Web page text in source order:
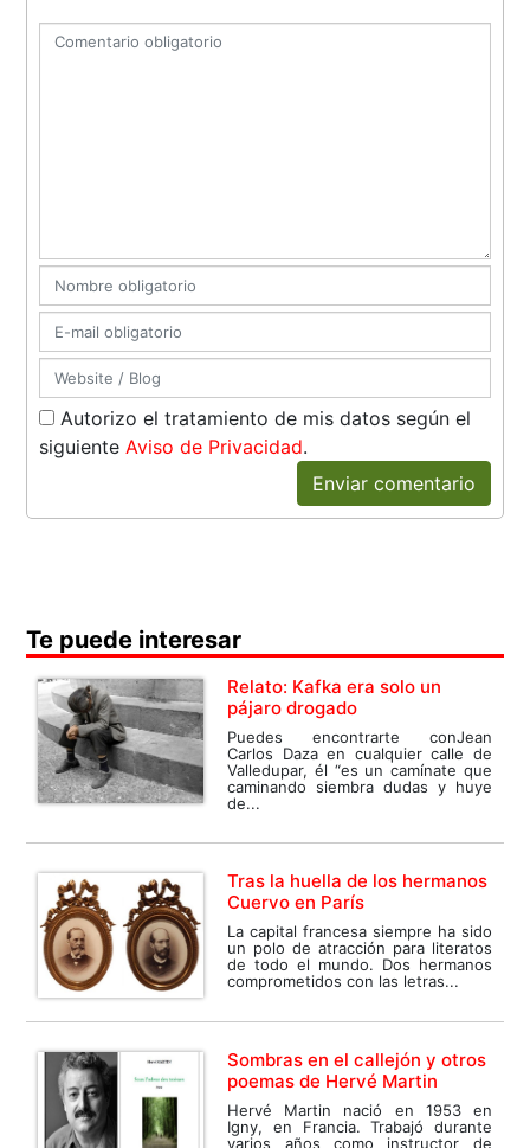
Autorizo el tratamiento de mis datos según el
siguienteAviso de Privacidad.
Enviar comentario
Te puede interesar
Relato: Kafka era solo un
pájaro drogado
Puedes encontrarte conJean
Carlos Daza en cualquier calle de
Valledupar, él “es un camínate que
caminando siembra dudas y huye
de...
Tras la huella de los hermanos
Cuervo en París
La capital francesa siempre ha sido
un polo de atracción para literatos
de todo el mundo. Dos hermanos
comprometidos con las letras...
Sombras en el callejón y otros
poemas de Hervé Martin
Hervé Martin nació en 1953 en
Igny, en Francia. Trabajó durante
varios años como instructor de